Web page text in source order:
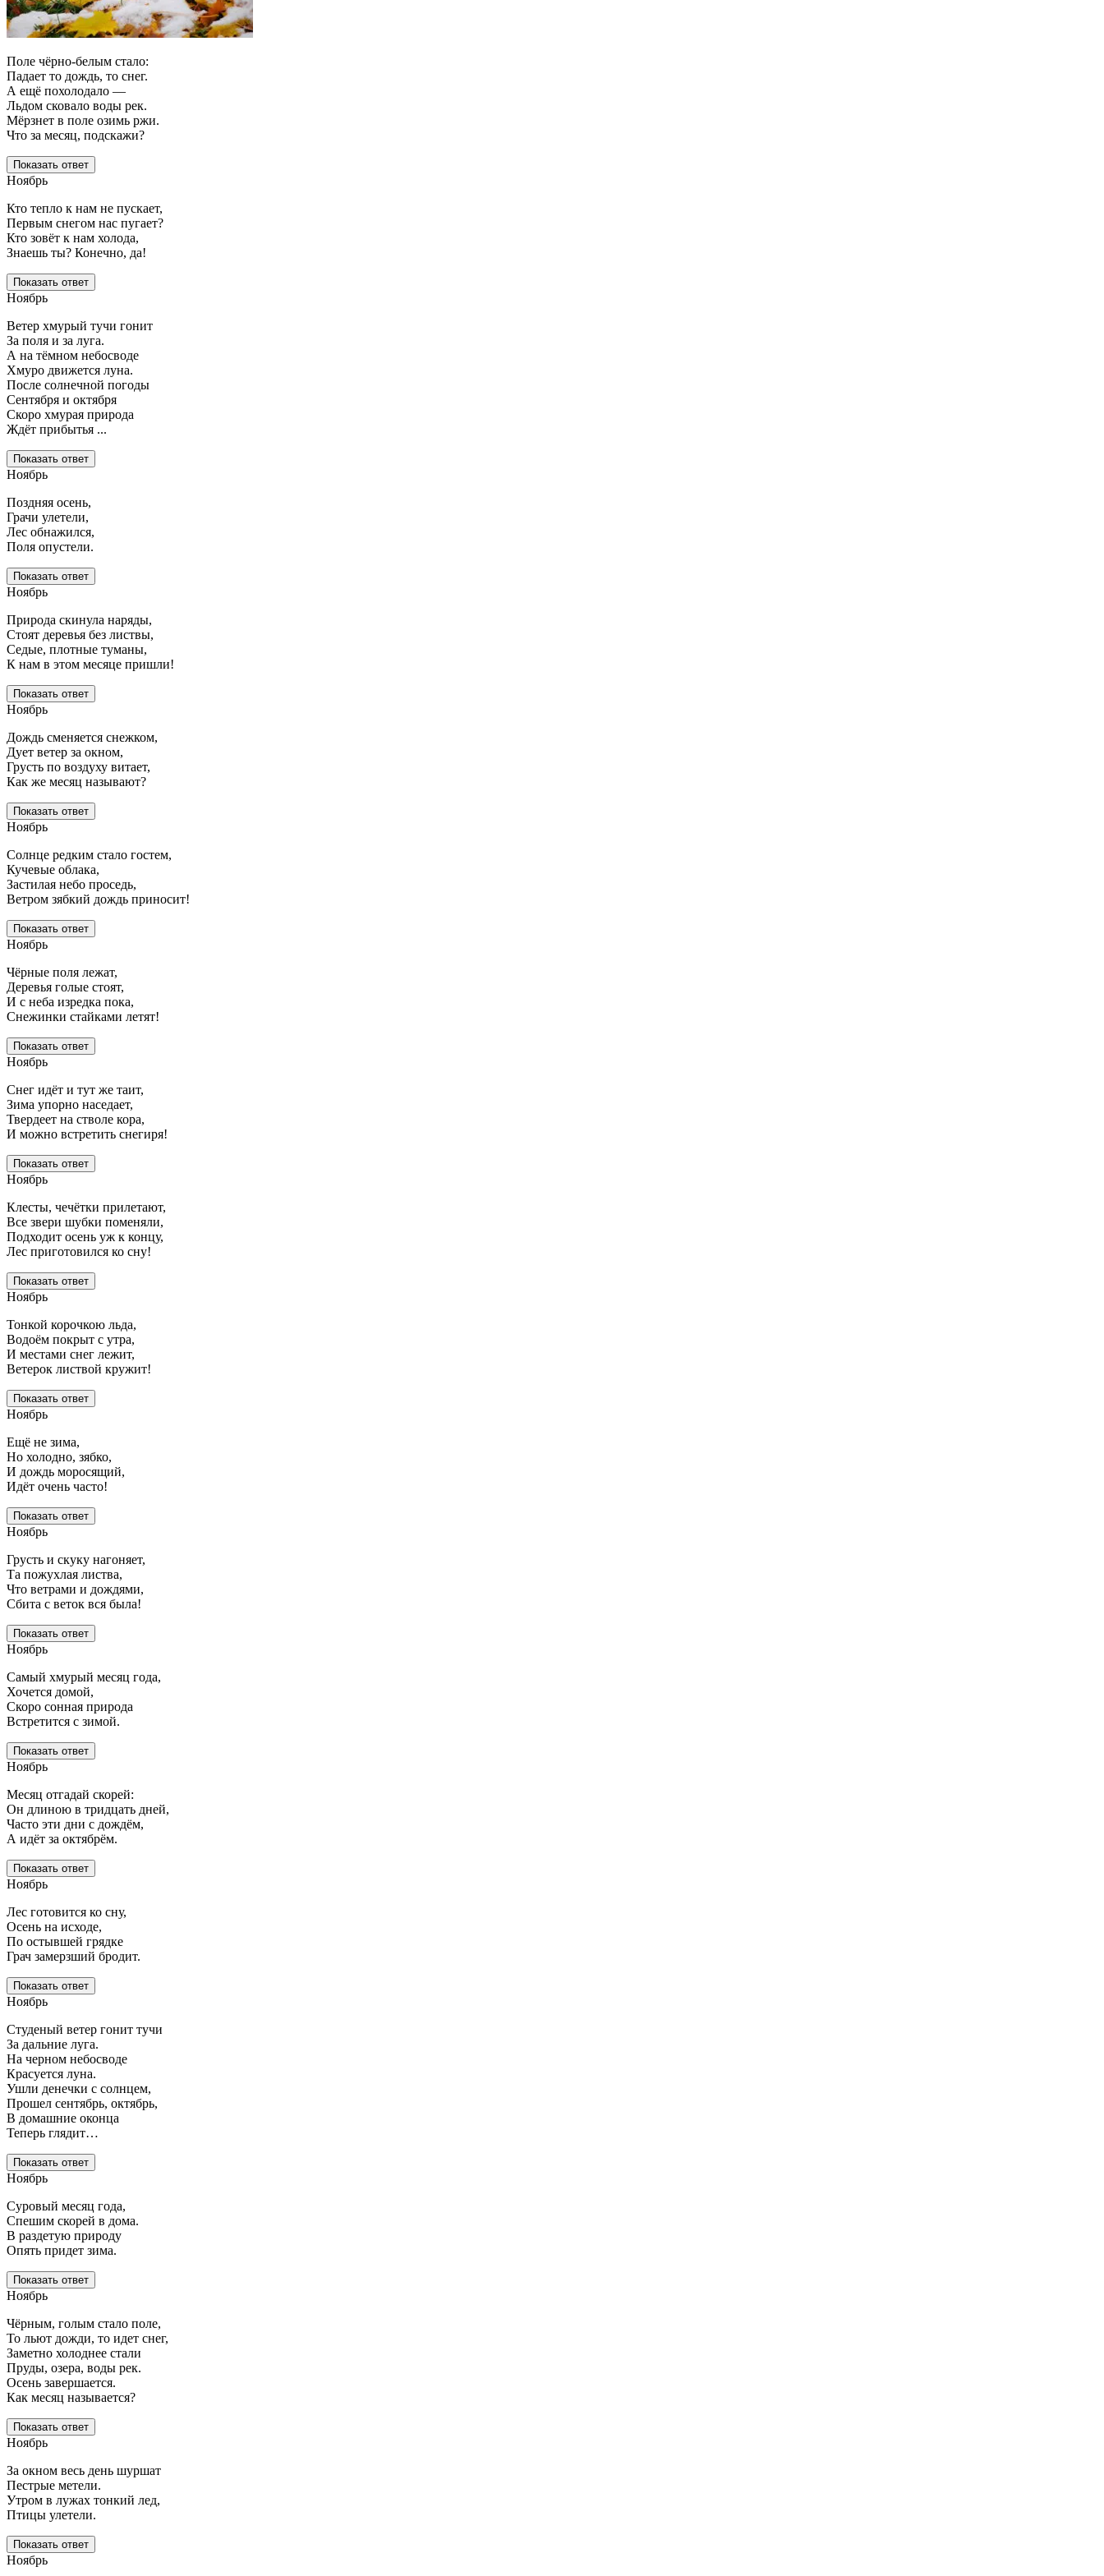
Поле чёрно-белым стало:
Падает то дождь, то снег.
А ещё похолодало —
Льдом сковало воды рек.
Мёрзнет в поле озимь ржи.
Что за месяц, подскажи?
Показать ответ
Ноябрь
Кто тепло к нам не пускает,
Первым снегом нас пугает?
Кто зовёт к нам холода,
Знаешь ты? Конечно, да!
Показать ответ
Ноябрь
Ветер хмурый тучи гонит
За поля и за луга.
А на тёмном небосводе
Хмуро движется луна.
После солнечной погоды
Сентября и октября
Скоро хмурая природа
Ждёт прибытья ...
Показать ответ
Ноябрь
Поздняя осень,
Грачи улетели,
Лес обнажился,
Поля опустели.
Показать ответ
Ноябрь
Природа скинула наряды,
Стоят деревья без листвы,
Седые, плотные туманы,
К нам в этом месяце пришли!
Показать ответ
Ноябрь
Дождь сменяется снежком,
Дует ветер за окном,
Грусть по воздуху витает,
Как же месяц называют?
Показать ответ
Ноябрь
Солнце редким стало гостем,
Кучевые облака,
Застилая небо проседь,
Ветром зябкий дождь приносит!
Показать ответ
Ноябрь
Чёрные поля лежат,
Деревья голые стоят,
И с неба изредка пока,
Снежинки стайками летят!
Показать ответ
Ноябрь
Снег идёт и тут же таит,
Зима упорно наседает,
Твердеет на стволе кора,
И можно встретить снегиря!
Показать ответ
Ноябрь
Клесты, чечётки прилетают,
Все звери шубки поменяли,
Подходит осень уж к концу,
Лес приготовился ко сну!
Показать ответ
Ноябрь
Тонкой корочкою льда,
Водоём покрыт с утра,
И местами снег лежит,
Ветерок листвой кружит!
Показать ответ
Ноябрь
Ещё не зима,
Но холодно, зябко,
И дождь моросящий,
Идёт очень часто!
Показать ответ
Ноябрь
Грусть и скуку нагоняет,
Та пожухлая листва,
Что ветрами и дождями,
Сбита с веток вся была!
Показать ответ
Ноябрь
Самый хмурый месяц года,
Хочется домой,
Скоро сонная природа
Встретится с зимой.
Показать ответ
Ноябрь
Месяц отгадай скорей:
Он длиною в тридцать дней,
Часто эти дни с дождём,
А идёт за октябрём.
Показать ответ
Ноябрь
Лес готовится ко сну,
Осень на исходе,
По остывшей грядке
Грач замерзший бродит.
Показать ответ
Ноябрь
Студеный ветер гонит тучи
За дальние луга.
На черном небосводе
Красуется луна.
Ушли денечки с солнцем,
Прошел сентябрь, октябрь,
В домашние оконца
Теперь глядит…
Показать ответ
Ноябрь
Суровый месяц года,
Спешим скорей в дома.
В раздетую природу
Опять придет зима.
Показать ответ
Ноябрь
Чёрным, голым стало поле,
То льют дожди, то идет снег,
Заметно холоднее стали
Пруды, озера, воды рек.
Осень завершается.
Как месяц называется?
Показать ответ
Ноябрь
За окном весь день шуршат
Пестрые метели.
Утром в лужах тонкий лед,
Птицы улетели.
Показать ответ
Ноябрь